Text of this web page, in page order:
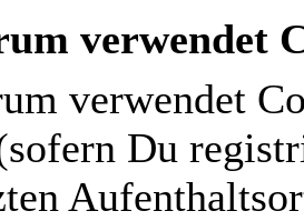
verwendet
verwendet
Du